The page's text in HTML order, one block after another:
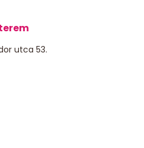
utca 53.